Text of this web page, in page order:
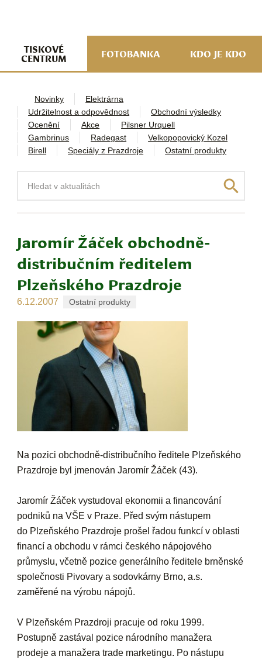
TISKOVÉ
CENTRUM FOTOBANKA KDO JE KDO
Novinky
Elektrárna
Udržitelnost a odpovědnost
Obchodní výsledky
Ocenění
Akce
Pilsner Urquell
Gambrinus
Radegast
Velkopopovický Kozel
Birell
Speciály z Prazdroje Ostatní produkty
Jaromír Žáček obchodně-
distribučním ředitelem
Plzeňského Prazdroje
6.12.2007 Ostatní produkty
Na pozici obchodně-distribučního ředitele Plzeňského
Prazdroje byl jmenován Jaromír Žáček (43).
Jaromír Žáček vystudoval ekonomii a financování
podniků na VŠE v Praze. Před svým nástupem
do Plzeňského Prazdroje prošel řadou funkcí v oblasti
financí a obchodu v rámci českého nápojového
průmyslu, včetně pozice generálního ředitele brněnské
společnosti Pivovary a sodovkárny Brno, a.s.
zaměřené na výrobu nápojů.
V Plzeňském Prazdroji pracuje od roku 1999.
Postupně zastával pozice národního manažera
prodeje a manažera trade marketingu. Po nástupu